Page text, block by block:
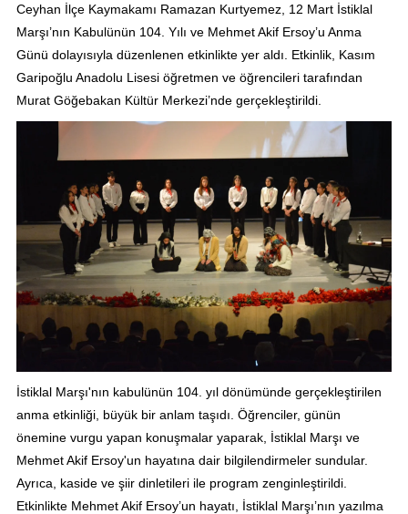
Ceyhan İlçe Kaymakamı Ramazan Kurtyemez, 12 Mart İstiklal
Marşı’nın Kabulünün 104. Yılı ve Mehmet Akif Ersoy’u Anma
Günü dolayısıyla düzenlenen etkinlikte yer aldı. Etkinlik, Kasım
Garipoğlu Anadolu Lisesi öğretmen ve öğrencileri tarafından
Murat Göğebakan Kültür Merkezi’nde gerçekleştirildi.
İstiklal Marşı'nın kabulünün 104. yıl dönümünde gerçekleştirilen
anma etkinliği, büyük bir anlam taşıdı. Öğrenciler, günün
önemine vurgu yapan konuşmalar yaparak, İstiklal Marşı ve
Mehmet Akif Ersoy'un hayatına dair bilgilendirmeler sundular.
Ayrıca, kaside ve şiir dinletileri ile program zenginleştirildi.
Etkinlikte Mehmet Akif Ersoy’un hayatı, İstiklal Marşı’nın yazılma